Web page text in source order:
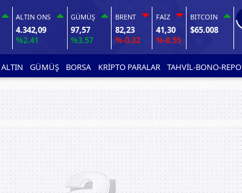
ALTIN ONS
4.342,09
%2.41
GÜMÜŞ
97,57
%3.57
BRENT
82,23
%-0.32
FAİZ
41,30
%-0.55
BITCOIN
$65.008
ALTIN GÜMÜŞ BORSA KRİPTO PARALAR TAHVİL-BONO-REPO